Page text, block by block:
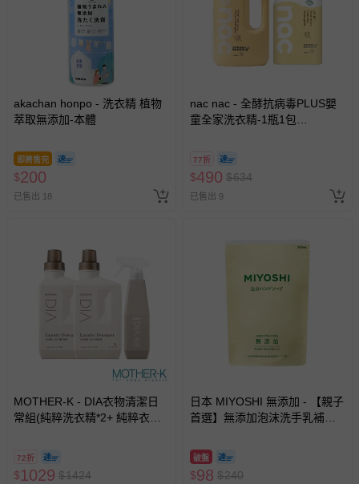
akachan honpo - 洗衣精 植物
萃取無添加-本體
即將售完
$200
已售出 18
nac nac - 全酵抗病毒PLUS嬰
童全家洗衣精-1瓶1包
77折
$490 $634
已售出 9
MOTHER-K - DIA衣物清潔日
常組(純粹洗衣精*2+ 純粹衣物
72折
$1029 $1424
日本 MIYOSHI 無添加 - 【親子
首選】無添加泡沫洗手乳補充
破盤
$98 $240